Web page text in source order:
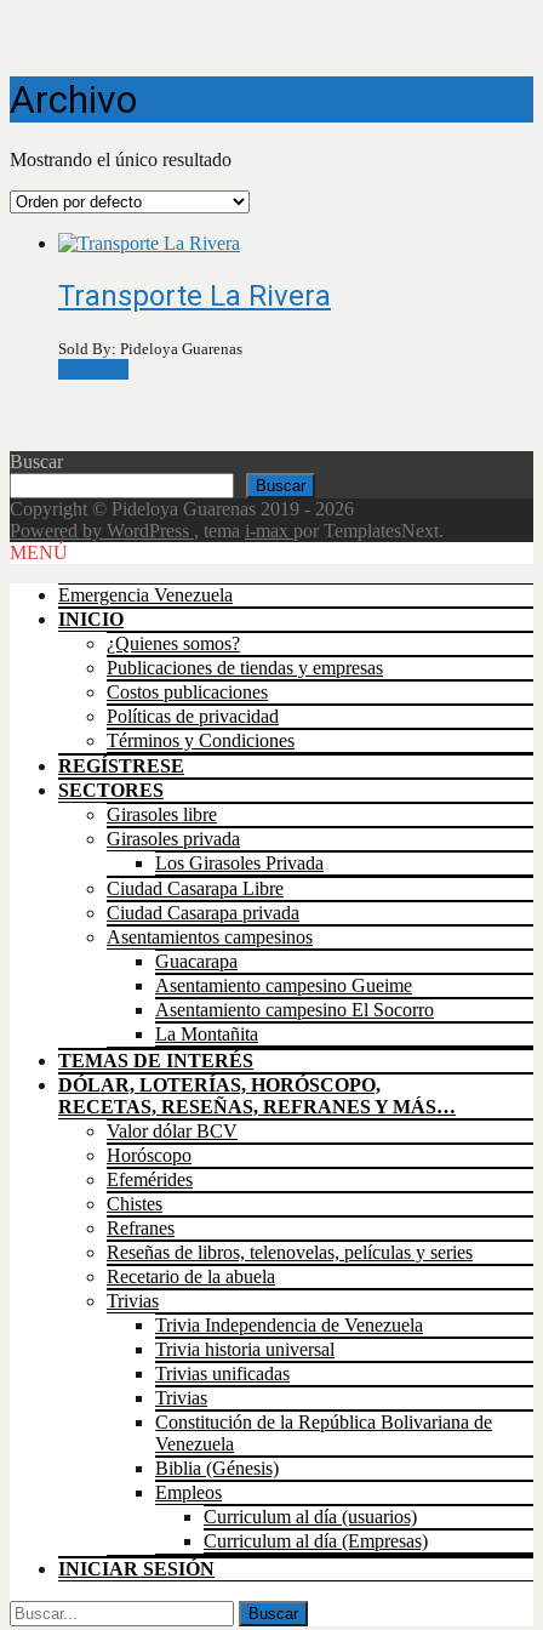
Archivo
Mostrando el único resultado
Transporte La Rivera
Sold By: Pideloya Guarenas
Buscar
Buscar
Copyright © Pideloya Guarenas 2019 - 2026
Powered by WordPress , tema i-max por TemplatesNext.
Scroll
MENÚ
Emergencia Venezuela
INICIO
¿Quienes somos?
Publicaciones de tiendas y empresas
Costos publicaciones
Políticas de privacidad
Términos y Condiciones
REGÍSTRESE
SECTORES
Girasoles libre
Girasoles privada
Los Girasoles Privada
Ciudad Casarapa Libre
Ciudad Casarapa privada
Asentamientos campesinos
Guacarapa
Asentamiento campesino Gueime
Asentamiento campesino El Socorro
La Montañita
TEMAS DE INTERÉS
DÓLAR, LOTERÍAS, HORÓSCOPO,
RECETAS, RESEÑAS, REFRANES Y MÁS…
Valor dólar BCV
Horóscopo
Efemérides
Chistes
Refranes
Reseñas de libros, telenovelas, películas y series
Recetario de la abuela
Trivias
Trivia Independencia de Venezuela
Trivia historia universal
Trivias unificadas
Trivias
Constitución de la República Bolivariana de
Venezuela
Biblia (Génesis)
Empleos
Curriculum al día (usuarios)
Curriculum al día (Empresas)
INICIAR SESIÓN
Buscar